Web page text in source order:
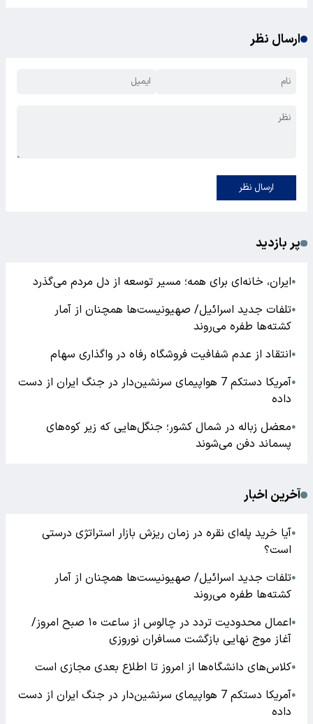
ارسال نظر
ارسال نظر
پر بازدید
●ایران، خانه‌ای برای همه؛ مسیر توسعه از دل مردم می‌گذرد
●تلفات جدید اسرائیل/ صهیونیست‌ها همچنان از آمار
کشته‌ها طفره می‌روند
●انتقاد از عدم شفافیت فروشگاه رفاه در واگذاری سهام
●
آمریکا دستکم 7 هواپیمای سرنشین‌دار در جنگ ایران از دست
داده
●معضل زباله در شمال کشور؛ جنگل‌هایی که زیر کوه‌های
پسماند دفن می‌شوند
آخرین اخبار
●آیا خرید پله‌ای نقره در زمان ریزش بازار استراتژی درستی
است؟
●تلفات جدید اسرائیل/ صهیونیست‌ها همچنان از آمار
کشته‌ها طفره می‌روند
●
اعمال محدودیت تردد در چالوس از ساعت ۱۰ صبح امروز/
آغاز موج نهایی بازگشت مسافران نوروزی
●کلاس‌های دانشگاه‌ها از امروز تا اطلاع بعدی مجازی است
●
آمریکا دستکم 7 هواپیمای سرنشین‌دار در جنگ ایران از دست
داده